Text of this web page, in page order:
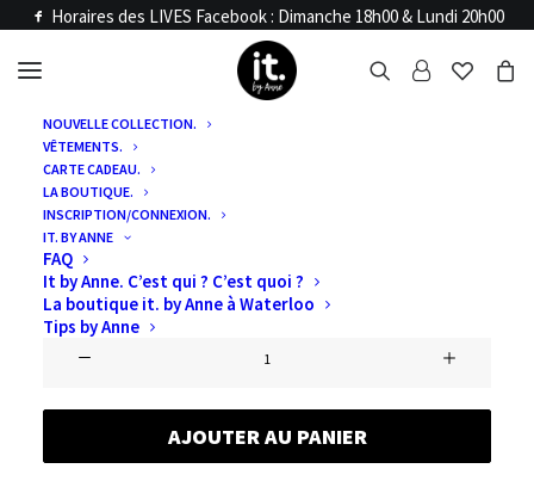
Horaires des LIVES Facebook : Dimanche 18h00 & Lundi 20h00
NOUVELLE COLLECTION.
VÊTEMENTS.
CARTE CADEAU.
LA BOUTIQUE.
INSCRIPTION/CONNEXION.
IT. BY ANNE
FAQ
It by Anne. C’est qui ? C’est quoi ?
La boutique it. by Anne à Waterloo
Tips by Anne
Accueil Articles LIVE
LIVE DU 20 & 22/12
€0,00
LIVE
DU
20
AJOUTER AU PANIER